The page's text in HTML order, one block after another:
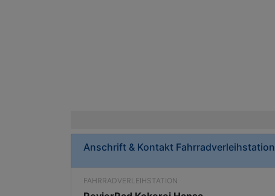
Anschrift & Kontakt Fahrradverleihstation
FAHRRADVERLEIHSTATION